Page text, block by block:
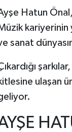
Hatun
kariyerinin
sanat
ulaşan